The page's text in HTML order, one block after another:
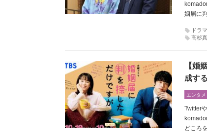
姻届に
ドラ
高杉
【婚
成す
エンタメ
Twitter
どころ